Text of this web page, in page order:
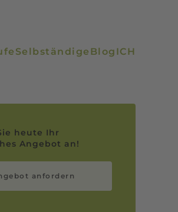
Selbständige Blog ICH
heute Ihr
Angebot an!
anfordern